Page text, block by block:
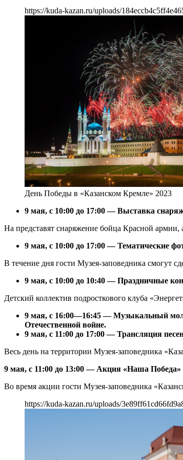
https://kuda-kazan.ru/uploads/
День Победы в «Казанском Кремле» 2023
9 мая, с 10:00 до 17:00 — Выставка
На представят снаряжение бойца Красной
9 мая, с 10:00 до 17:00 — Тематические
В течение дня гости Музея-заповедника смогут
9 мая, с 10:00 до 10:40 — Праздничные
Детский коллектив подросткового клуба
9 мая, с 16:00—16:45 — Музыкальный
Отечественной войне.
9 мая, с 11:00 до 17:00 — Трансляция
Весь день на территории Музея-заповедника
9 мая, с 11:00 до 13:00 — Акция «Наша Победа»
Во время акции гости Музея-заповедника
https://kuda-kazan.ru/uploads/